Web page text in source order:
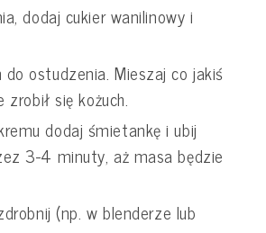
dodaj cukier wanilinowy i
ostudzenia. Mieszaj co jakiś
się kożuch.
dodaj śmietankę i ubij
3-4 minuty, aż masa będzie
(np. w blenderze lub